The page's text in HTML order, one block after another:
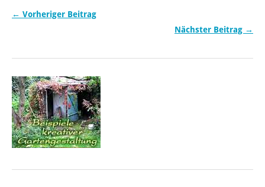
← Vorheriger Beitrag
Nächster Beitrag →